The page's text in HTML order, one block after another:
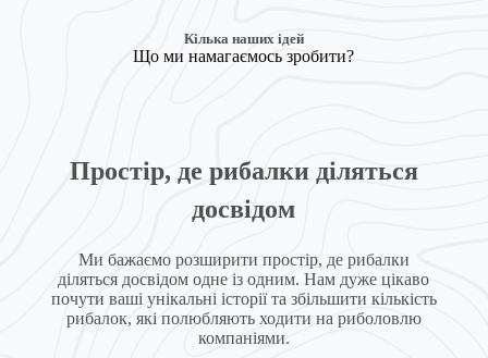
Кілька наших ідей
Що ми намагаємось зробити?
Простір, де рибалки діляться
досвідом
Ми бажаємо розширити простір, де рибалки
діляться досвідом одне із одним. Нам дуже цікаво
почути ваші унікальні історії та збільшити кількість
рибалок, які полюбляють ходити на риболовлю
компаніями.